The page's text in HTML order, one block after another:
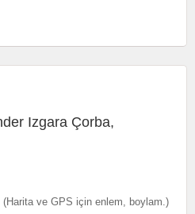
(Harita ve GPS için enlem, boylam.)